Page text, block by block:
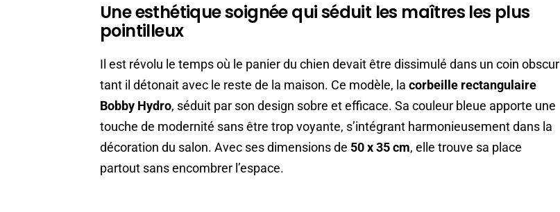
Une esthétique soignée qui séduit les maîtres les plus
pointilleux
Il est révolu le temps où le panier du chien devait être dissimulé dans un coin obscur
tant il détonait avec le reste de la maison. Ce modèle, la corbeille rectangulaire
Bobby Hydro, séduit par son design sobre et efficace. Sa couleur bleue apporte une
touche de modernité sans être trop voyante, s’intégrant harmonieusement dans la
décoration du salon. Avec ses dimensions de 50 x 35 cm, elle trouve sa place
partout sans encombrer l’espace.